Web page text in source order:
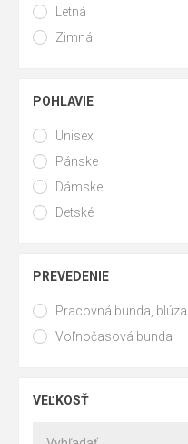
Letná
Zimná
POHLAVIE
Unisex
Pánske
Dámske
Detské
PREVEDENIE
Pracovná bunda, blúza
Voľnočasová bunda
VEĽKOSŤ